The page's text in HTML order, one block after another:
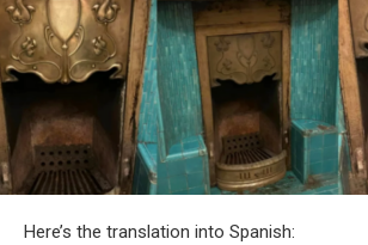
Here’s the translation into Spanish: